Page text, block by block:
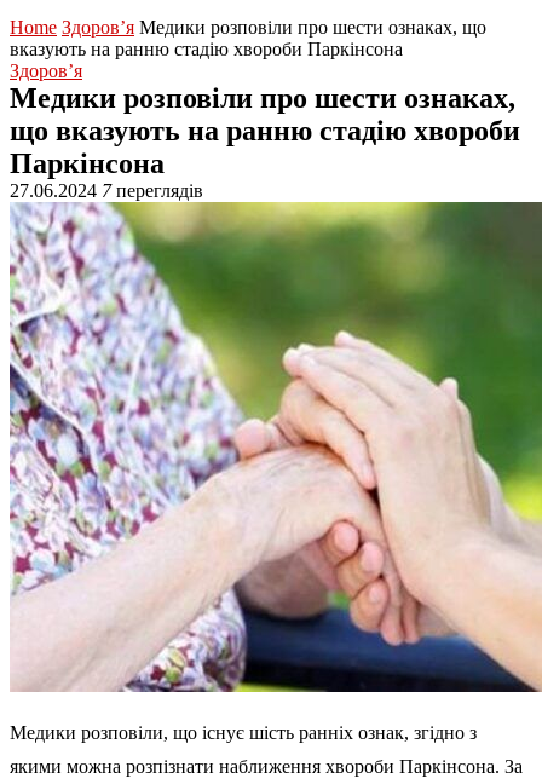
Home Здоров’я Медики розповіли про шести ознаках, що
вказують на ранню стадію хвороби Паркінсона
Здоров’я
Медики розповіли про шести ознаках,
що вказують на ранню стадію хвороби
Паркінсона
27.06.2024 7переглядів
Медики розповіли, що існує шість ранніх ознак, згідно з
якими можна розпізнати наближення хвороби Паркінсона. За